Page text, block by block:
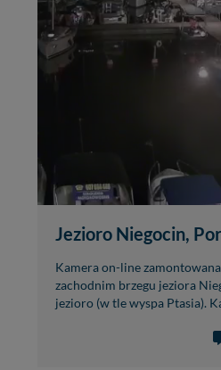
Jezioro Niegocin,
Kamera on-line
zachodnim brzegu jeziora
jezioro (w tle wyspa Ptasia).